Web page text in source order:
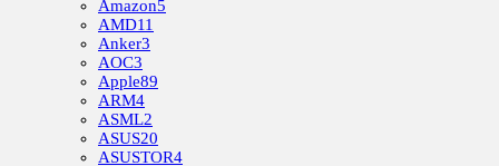
Amazon5
AMD11
Anker3
AOC3
Apple89
ARM4
ASML2
ASUS20
ASUSTOR4